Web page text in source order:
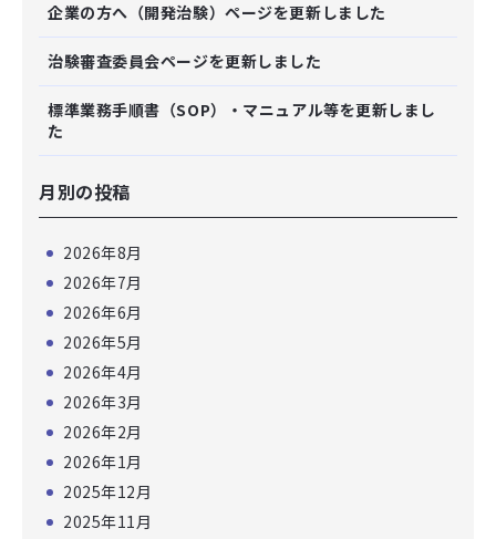
企業の方へ（開発治験）ページを更新しました
治験審査委員会ページを更新しました
標準業務手順書（SOP）・マニュアル等を更新しまし
た
月別の投稿
2026年8月
2026年7月
2026年6月
2026年5月
2026年4月
2026年3月
2026年2月
2026年1月
2025年12月
2025年11月